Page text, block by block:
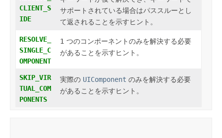
CLIENT_S
IDE
サポートされている場合はパススルーとし
て返されることを示すヒント。
RESOLVE_
SINGLE_C
OMPONENT
1 つのコンポーネントのみを解決する必要
があることを示すヒント。
SKIP_VIR
TUAL_COM
PONENTS
実際の UIComponent のみを解決する必要
があることを示すヒント。